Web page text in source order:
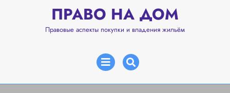
содержимому
ПРАВО НА ДОМ
Правовые аспекты покупки и владения жильём
Открыть
меню